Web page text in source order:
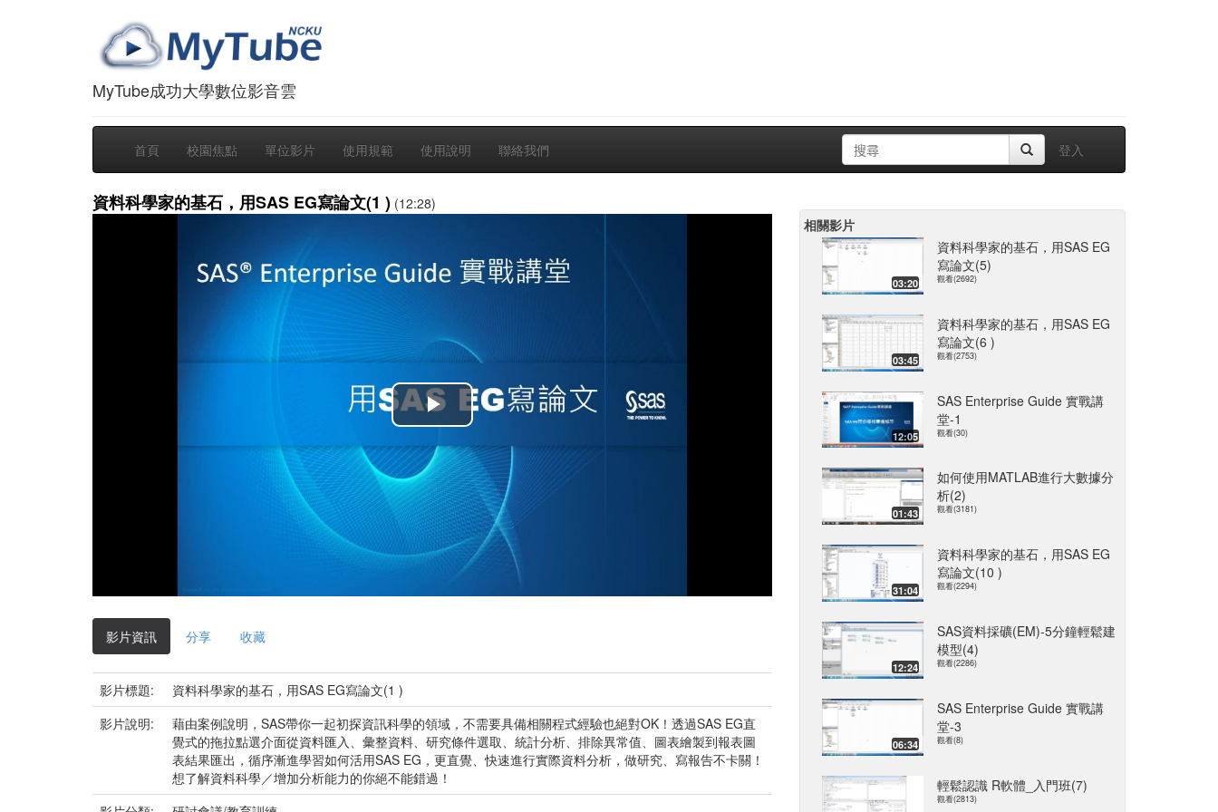
MyTube成功大學數位影音雲
首頁 校園焦點 單位影片 使用規範 使用說明 聯絡我們 登入
資料科學家的基石，用SAS EG寫論文(1 ) (12:28)
播
放
影
片
影片資訊 分享 收藏
影片標題:
資料科學家的基石，用SAS EG寫論文(1 )
影片說明:
藉由案例說明，SAS帶你一起初探資訊科學的領域，不需要具備相關程式經驗也絕對OK！透過SAS EG直
覺式的拖拉點選介面從資料匯入、彙整資料、研究條件選取、統計分析、排除異常值、圖表繪製到報表圖
表結果匯出，循序漸進學習如何活用SAS EG，更直覺、快速進行實際資料分析，做研究、寫報告不卡關！
想了解資料科學／增加分析能力的你絕不能錯過！
相關影片
03:20
資料科學家的基石，用SAS EG
寫論文(5)
觀看(2692)
03:45
資料科學家的基石，用SAS EG
寫論文(6 )
觀看(2753)
12:05
SAS Enterprise Guide 實戰講
堂-1
觀看(30)
01:43
如何使用MATLAB進行大數據分
析(2)
觀看(3181)
31:04
資料科學家的基石，用SAS EG
寫論文(10 )
觀看(2294)
12:24
SAS資料採礦(EM)-5分鐘輕鬆建
模型(4)
觀看(2286)
06:34
SAS Enterprise Guide 實戰講
堂-3
觀看(8)
輕鬆認識 R軟體_入門班(7)
觀看(2813)